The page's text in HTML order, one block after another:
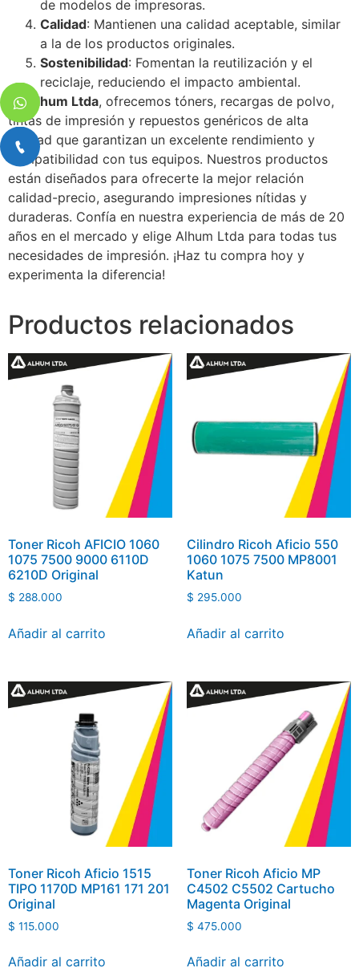
de modelos de impresoras.
Calidad: Mantienen una calidad aceptable, similar
a la de los productos originales.
Sostenibilidad: Fomentan la reutilización y el
reciclaje, reduciendo el impacto ambiental.
En Alhum Ltda, ofrecemos tóners, recargas de polvo,
tintas de impresión y repuestos genéricos de alta
calidad que garantizan un excelente rendimiento y
compatibilidad con tus equipos. Nuestros productos
están diseñados para ofrecerte la mejor relación
calidad-precio, asegurando impresiones nítidas y
duraderas. Confía en nuestra experiencia de más de 20
años en el mercado y elige Alhum Ltda para todas tus
necesidades de impresión. ¡Haz tu compra hoy y
experimenta la diferencia!
Productos relacionados
Toner Ricoh AFICIO 1060
1075 7500 9000 6110D
6210D Original
$ 288.000
Añadir al carrito
Cilindro Ricoh Aficio 550
1060 1075 7500 MP8001
Katun
$ 295.000
Añadir al carrito
Toner Ricoh Aficio 1515
TIPO 1170D MP161 171 201
Original
$ 115.000
Añadir al carrito
Toner Ricoh Aficio MP
C4502 C5502 Cartucho
Magenta Original
$ 475.000
Añadir al carrito